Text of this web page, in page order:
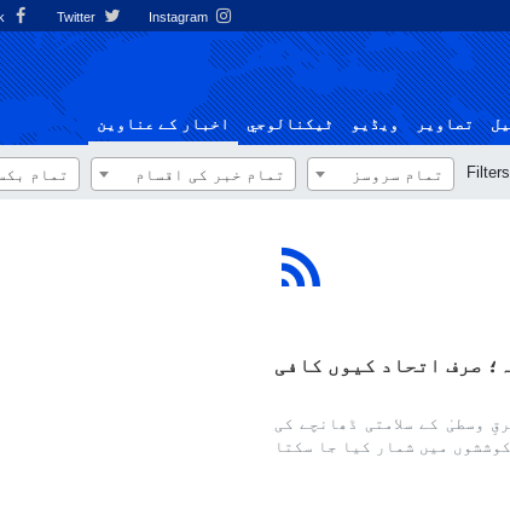
Instagram
تصاوير ویڈیو ٹيكنالوجي اخبار کے عناوین
Filters تمام سروسز تمام خبر کی اقسام تمام
صرف اتحاد کیوں کافی
وسطیٰ کے سلامتی ڈھانچے کی
میں شمار کیا جا سکتا